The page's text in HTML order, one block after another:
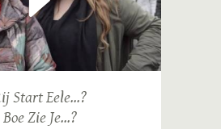
Start Eele...?
Boe Zie Je...?